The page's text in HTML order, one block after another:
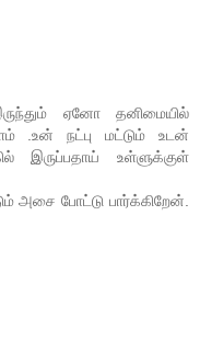
ஏனோ தனிமையில்
.உன் நட்பு மட்டும் உடன்
இருப்பதாய் உள்ளுக்குள்
போட்டு பார்க்கிறேன்.